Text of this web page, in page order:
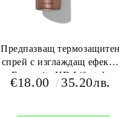
Предпазващ термозащитен
спрей с изглаждащ ефект -
Farmavita HD Lifestyle
Glow Smooth and Protect
€18.00 35.20лв.